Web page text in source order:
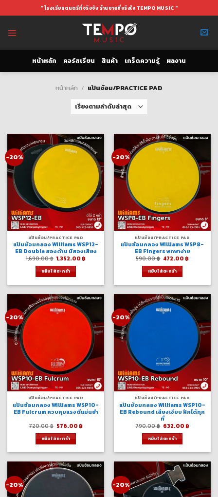
to
" โรงเรียนดนตรีที่จริงจัง ร้านขายที่จริงใจ TEMPO MUSIC "
หน้าหลัก คอร์สเรียน สินค้า เกร็ดความรู้ ผลงาน
หน้าหลัก / แป้นซ้อม/PRACTICE PAD
-20%
แป้นซ้อม/PRACTICE PAD
แป้นซ้อมกลอง Williams WSP12-
EB Double สองด้าน มีสองเสียง
1,690.00฿ Original
price
was:
1,690.00 ฿.
1,352.00 ฿
หยิบใส่ตะกร้า
-20%
แป้นซ้อม/PRACTICE PAD
แป้นซ้อมกลอง Williams WSP8-
EB Fingers พกพาง่าย
590.00฿ Original
was:
590.00 ฿.
472.00 ฿Current
หยิบใส่ตะกร้า
-20%
แป้นซ้อม/PRACTICE PAD
แป้นซ้อมกลอง Williams WSP10-
EB Fulcrum ควบคุมแรงตีแม่นยำ
720.00฿ Original
was:
720.00 ฿.
576.00 ฿Current
หยิบใส่ตะกร้า
-20%
แป้นซ้อม/PRACTICE PAD
แป้นซ้อมกลอง Williams WSP10-
EB Rebound เสียงเงียบ ฝึกได้ทุก
ที่
790.00฿ Original
was:
790.00 ฿.
632.00 ฿Current
หยิบใส่ตะกร้า
-20% -20%